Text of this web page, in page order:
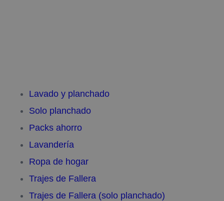
Lavado y planchado
Solo planchado
Packs ahorro
Lavandería
Ropa de hogar
Trajes de Fallera
Trajes de Fallera (solo planchado)